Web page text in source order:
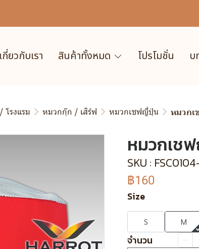
เกี่ยวกับเรา สินค้าทั้งหมด โปรโมชั่น บ
โรงแรม หมวกกุ๊ก / เสิร์ฟ หมวกเชฟญี่ปุ่น หมวก
หมวกเช
SKU :
฿160
Size
S M
จำนวน